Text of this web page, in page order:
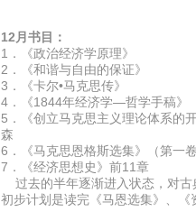
12月书目：
1．《政治经济学原
2．《和谐与自由的
3．《卡尔•马克思
4．《1844年经济学—
5．《创立马克思主义理论
森
6．《马克思恩格斯选集》（
7．《经济思想史》前11
过去的半年逐渐进入状态，对古
初步计划是读完《马恩选集》、